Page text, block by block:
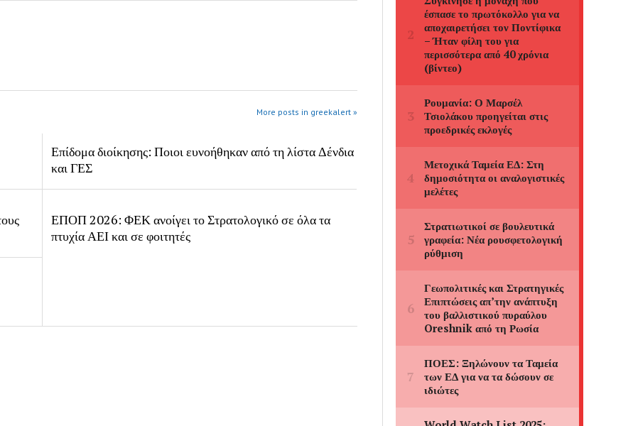
More posts in greekalert »
Επίδομα διοίκησης: Ποιοι ευνοήθηκαν από τη λίστα Δένδια
και ΓΕΣ
ΕΠΟΠ 2026: ΦΕΚ ανοίγει το Στρατολογικό σε όλα τα
πτυχία ΑΕΙ και σε φοιτητές